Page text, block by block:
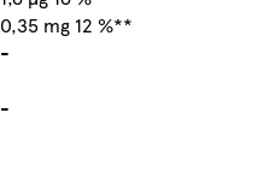
0,35 mg 12 %**
-
-